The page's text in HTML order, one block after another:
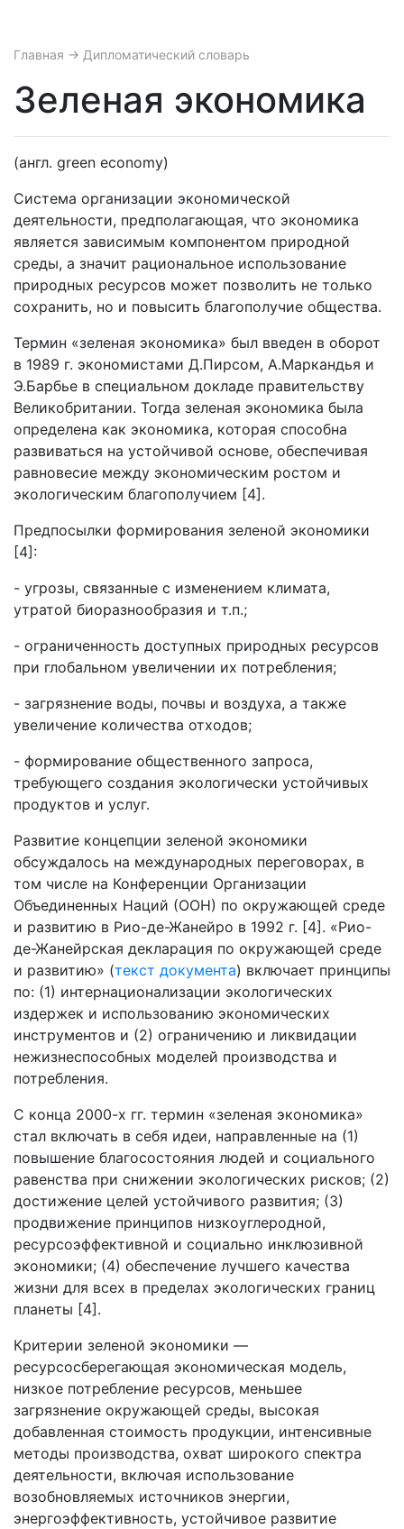
Главная → Дипломатический словарь
Зеленая экономика
(англ. green economy)
Система организации экономической
деятельности, предполагающая, что экономика
является зависимым компонентом природной
среды, а значит рациональное использование
природных ресурсов может позволить не только
сохранить, но и повысить благополучие общества.
Термин «зеленая экономика» был введен в оборот
в 1989 г. экономистами Д.Пирсом, А.Маркандья и
Э.Барбье в специальном докладе правительству
Великобритании. Тогда зеленая экономика была
определена как экономика, которая способна
развиваться на устойчивой основе, обеспечивая
равновесие между экономическим ростом и
экологическим благополучием [4].
Предпосылки формирования зеленой экономики
[4]:
- угрозы, связанные с изменением климата,
утратой биоразнообразия и т.п.;
- ограниченность доступных природных ресурсов
при глобальном увеличении их потребления;
- загрязнение воды, почвы и воздуха, а также
увеличение количества отходов;
- формирование общественного запроса,
требующего создания экологически устойчивых
продуктов и услуг.
Развитие концепции зеленой экономики
обсуждалось на международных переговорах, в
том числе на Конференции Организации
Объединенных Наций (ООН) по окружающей среде
и развитию в Рио-де-Жанейро в 1992 г. [4]. «Рио-
де-Жанейрская декларация по окружающей среде
и развитию» (текст документа) включает принципы
по: (1) интернационализации экологических
издержек и использованию экономических
инструментов и (2) ограничению и ликвидации
нежизнеспособных моделей производства и
потребления.
С конца 2000-х гг. термин «зеленая экономика»
стал включать в себя идеи, направленные на (1)
повышение благосостояния людей и социального
равенства при снижении экологических рисков; (2)
достижение целей устойчивого развития; (3)
продвижение принципов низкоуглеродной,
ресурсоэффективной и социально инклюзивной
экономики; (4) обеспечение лучшего качества
жизни для всех в пределах экологических границ
планеты [4].
Критерии зеленой экономики —
ресурсосберегающая экономическая модель,
низкое потребление ресурсов, меньшее
загрязнение окружающей среды, высокая
добавленная стоимость продукции, интенсивные
методы производства, охват широкого спектра
деятельности, включая использование
возобновляемых источников энергии,
энергоэффективность, устойчивое развитие